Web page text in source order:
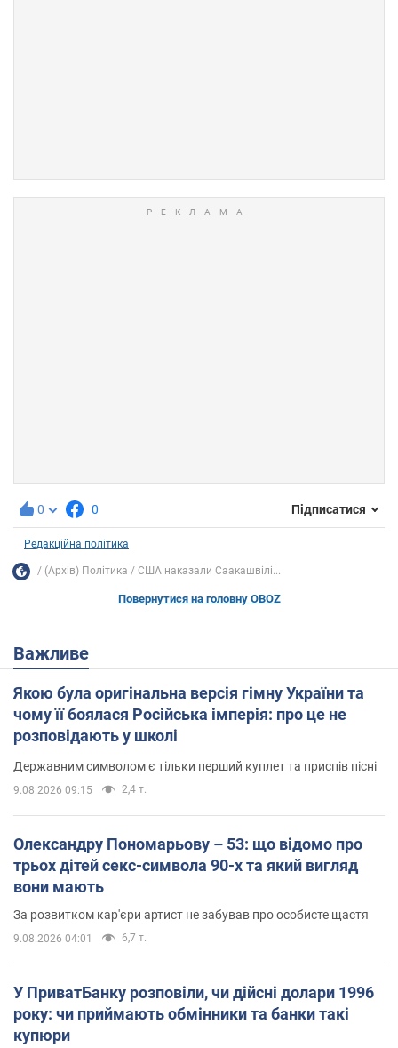
0 0 Підписатися
Редакційна політика
(Архів) Політика США наказали Саакашвілі...
Повернутися на головну OBOZ
Важливе
Якою була оригінальна версія гімну України та
чому її боялася Російська імперія: про це не
розповідають у школі
Державним символом є тільки перший куплет та приспів пісні
9.08.2026 09:15 2,4 т.
Олександру Пономарьову – 53: що відомо про
трьох дітей секс-символа 90-х та який вигляд
вони мають
За розвитком кар'єри артист не забував про особисте щастя
9.08.2026 04:01 6,7 т.
У ПриватБанку розповіли, чи дійсні долари 1996
року: чи приймають обмінники та банки такі
купюри